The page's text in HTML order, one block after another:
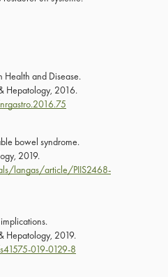
Health and Disease.
Hepatology, 2016.
bowel syndrome.
2019.
langas/article/PIIS2468-
Hepatology, 2019.
019-0129-8